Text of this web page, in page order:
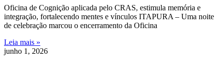
Oficina de Cognição aplicada pelo CRAS, estimula memória e
integração, fortalecendo mentes e vínculos ITAPURA – Uma noite
de celebração marcou o encerramento da Oficina
Leia mais »
junho 1, 2026